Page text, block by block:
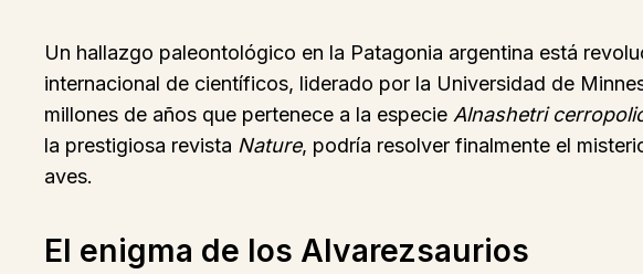
Un hallazgo paleontológico en la Patagonia argentina está
internacional de científicos, liderado por la Universidad de
millones de años que pertenece a la especie Alnashetri
la prestigiosa revista Nature, podría resolver finalmente el
aves.
El enigma de los Alvarezsaurios